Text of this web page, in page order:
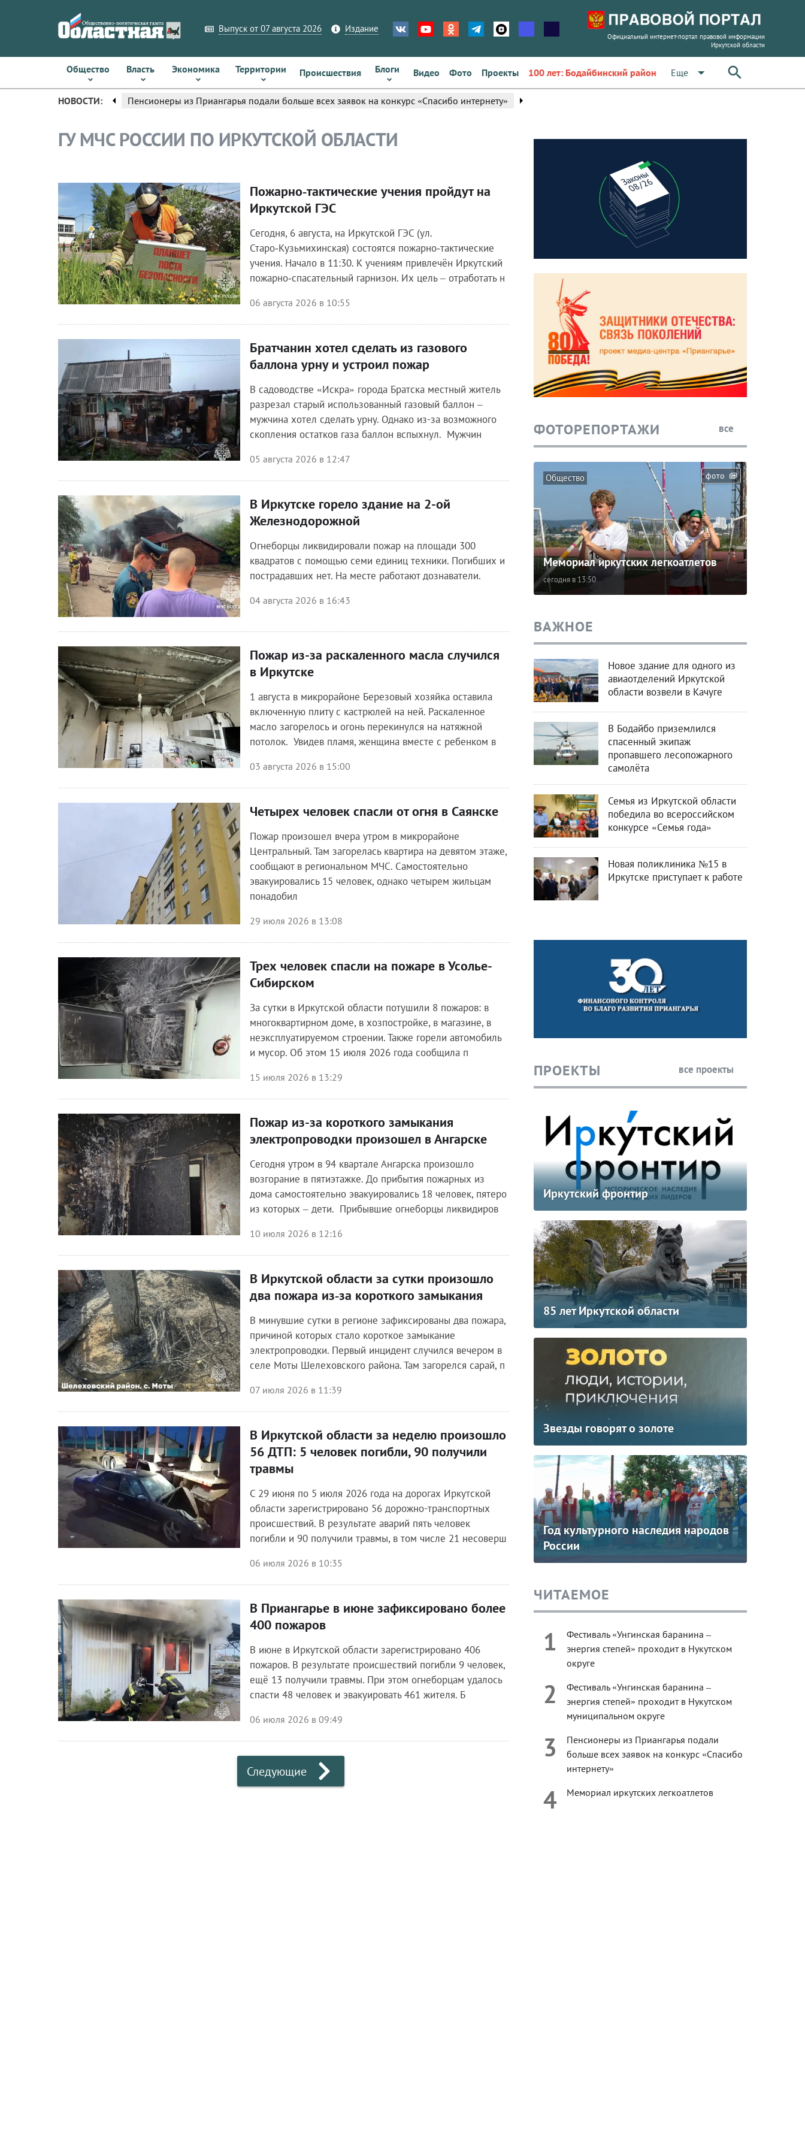
Выпуск от 07 августа 2026 Издание
Официальный интернет-портал правовой информации
Иркутской области
Общество Власть Экономика Территории Происшествия Блоги Видео Фото Проекты 100 лет: Бодайбинский район Еще arrow_drop_down
НОВОСТИ: arrow_left Пенсионеры из Приангарья подали больше всех заявок на конкурс «Спасибо интернету» arrow_right
ГУ МЧС РОССИИ ПО ИРКУТСКОЙ ОБЛАСТИ
Общество
Пожарно‑тактические учения пройдут на
Иркутской ГЭС
Сегодня, 6 августа, на Иркутской ГЭС (ул.
Старо‑Кузьмихинская) состоятся пожарно‑тактические
учения. Начало в 11:30. К учениям привлечён Иркутский
пожарно‑спасательный гарнизон. Их цель – отработать н
06 августа 2026 в 10:55
Братчанин хотел сделать из газового
баллона урну и устроил пожар
В садоводстве «Искра» города Братска местный житель
разрезал старый использованный газовый баллон –
мужчина хотел сделать урну. Однако из-за возможного
скопления остатков газа баллон вспыхнул. Мужчин
05 августа 2026 в 12:47
Происшествия
В Иркутске горело здание на 2-ой
Железнодорожной
Огнеборцы ликвидировали пожар на площади 300
квадратов с помощью семи единиц техники. Погибших и
пострадавших нет. На месте работают дознаватели.
04 августа 2026 в 16:43
Происшествия
Пожар из-за раскаленного масла случился
в Иркутске
1 августа в микрорайоне Березовый хозяйка оставила
включенную плиту с кастрюлей на ней. Раскаленное
масло загорелось и огонь перекинулся на натяжной
потолок. Увидев пламя, женщина вместе с ребенком в
03 августа 2026 в 15:00
Четырех человек спасли от огня в Саянске
Пожар произошел вчера утром в микрорайоне
Центральный. Там загорелась квартира на девятом этаже,
сообщают в региональном МЧС. Самостоятельно
эвакуировались 15 человек, однако четырем жильцам
понадобил
29 июля 2026 в 13:08
Происшествия
Трех человек спасли на пожаре в Усолье-
Сибирском
За сутки в Иркутской области потушили 8 пожаров: в
многоквартирном доме, в хозпостройке, в магазине, в
неэксплуатируемом строении. Также горели автомобиль
и мусор. Об этом 15 июля 2026 года сообщила п
15 июля 2026 в 13:29
Происшествия
Пожар из-за короткого замыкания
электропроводки произошел в Ангарске
Сегодня утром в 94 квартале Ангарска произошло
возгорание в пятиэтажке. До прибытия пожарных из
дома самостоятельно эвакуировались 18 человек, пятеро
из которых – дети. Прибывшие огнеборцы ликвидиров
10 июля 2026 в 12:16
Происшествия
В Иркутской области за сутки произошло
два пожара из‑за короткого замыкания
В минувшие сутки в регионе зафиксированы два пожара,
причиной которых стало короткое замыкание
электропроводки. Первый инцидент случился вечером в
селе Моты Шелеховского района. Там загорелся сарай, п
07 июля 2026 в 11:39
Происшествия
В Иркутской области за неделю произошло
56 ДТП: 5 человек погибли, 90 получили
травмы
С 29 июня по 5 июля 2026 года на дорогах Иркутской
области зарегистрировано 56 дорожно-транспортных
происшествий. В результате аварий пять человек
погибли и 90 получили травмы, в том числе 21 несоверш
06 июля 2026 в 10:35
Происшествия
В Приангарье в июне зафиксировано более
400 пожаров
В июне в Иркутской области зарегистрировано 406
пожаров. В результате происшествий погибли 9 человек,
ещё 13 получили травмы. При этом огнеборцам удалось
спасти 48 человек и эвакуировать 461 жителя. Б
06 июля 2026 в 09:49
Следующие
ФОТОРЕПОРТАЖИ все
фото
Общество
Мемориал иркутских легкоатлетов
сегодня в 13:50
ВАЖНОЕ
Новое здание для одного из
авиаотделений Иркутской
области возвели в Качуге
В Бодайбо приземлился
спасенный экипаж
пропавшего лесопожарного
самолёта
Семья из Иркутской области
победила во всероссийском
конкурсе «Семья года»
Новая поликлиника №15 в
Иркутске приступает к работе
ПРОЕКТЫ все проекты
Иркутский фронтир
85 лет Иркутской области
Звезды говорят о золоте
Год культурного наследия народов
России
ЧИТАЕМОЕ
1
Фестиваль «Унгинская баранина –
энергия степей» проходит в Нукутском
округе
2
Фестиваль «Унгинская баранина –
энергия степей» проходит в Нукутском
муниципальном округе
3
Пенсионеры из Приангарья подали
больше всех заявок на конкурс «Спасибо
интернету»
4 Мемориал иркутских легкоатлетов